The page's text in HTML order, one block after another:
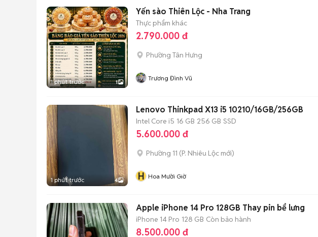
1 phút trước 1
Yến sào Thiên Lộc - Nha Trang
Thực phẩm khác
2.790.000 đ
Phường Tân Hưng
Trương Đình Vũ
1 phút trước 4
Lenovo Thinkpad X13 i5 10210/16GB/256GB
Intel Core i5 16 GB 256 GB SSD
5.600.000 đ
Phường 11 (P. Nhiêu Lộc mới)
H Hoa Mười Giờ
Apple iPhone 14 Pro 128GB Thay pin bể lưng
iPhone 14 Pro 128 GB Còn bảo hành
8.500.000 đ